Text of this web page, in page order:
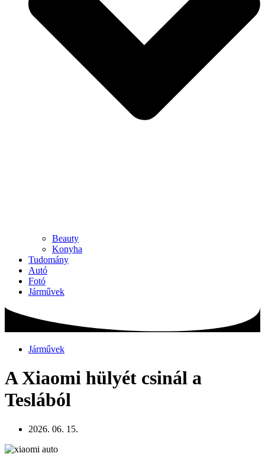
Beauty
Konyha
Tudomány
Autó
Fotó
Járművek
Járművek
A Xiaomi hülyét csinál a
Teslából
2026. 06. 15.